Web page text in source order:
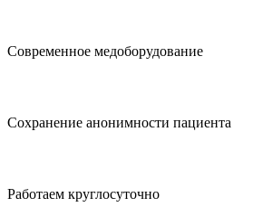
Современное медоборудование
Сохранение анонимности пациента
Работаем круглосуточно